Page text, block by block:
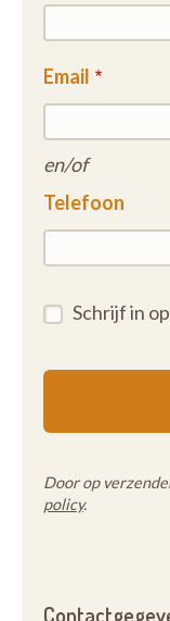
Email
en/of
Telefoon
Schrijf in
Door op
policy.